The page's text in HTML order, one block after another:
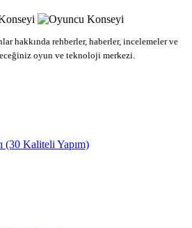
hakkında rehberler, haberler, incelemeler ve
oyun ve teknoloji merkezi.
Kaliteli Yapım)